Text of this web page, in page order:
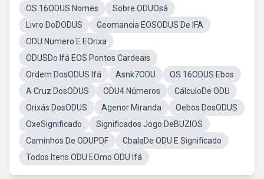
OS 16ODUS Nomes
Sobre ODUOsá
Livro DoDODUS
Geomancia EOSODUS De IFA
ODU Numero E EOrixa
ODUSDo Ifá EOS Pontos Cardeais
Ordem DosODUS Ifá
Asnk7ODU
OS 16ODUS Ebos
A Cruz DosODUS
ODU4 Números
CálculoDe ODU
Orixás DosODUS
Agenor Miranda
Oebos DosODUS
OxeSignificado
Significados Jogo DeBUZIOS
Caminhos De ODUPDF
CbalaDe ODU E Significado
Todos Itens ODU EOmo ODU Ifá